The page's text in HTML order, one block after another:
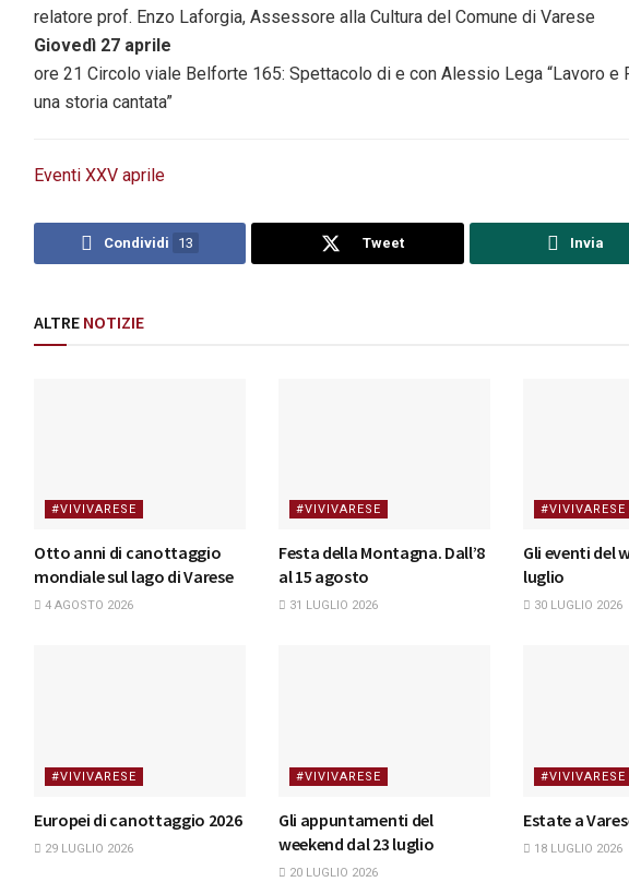
relatore prof. Enzo Laforgia, Assessore alla Cultura del Comune di Varese
Giovedì 27 aprile
ore 21 Circolo viale Belforte 165: Spettacolo di e con Alessio Lega “Lavoro e
una storia cantata”
Eventi XXV aprile
Condividi 13 Tweet Invia
ALTRE NOTIZIE
#VIVIVARESE
Otto anni di canottaggio
mondiale sul lago di Varese
4 AGOSTO 2026
#VIVIVARESE
Festa della Montagna. Dall’8
al 15 agosto
31 LUGLIO 2026
#VIVIVARESE
Gli eventi del
luglio
30 LUGLIO 2026
#VIVIVARESE
Europei di canottaggio 2026
29 LUGLIO 2026
#VIVIVARESE
Gli appuntamenti del
weekend dal 23 luglio
20 LUGLIO 2026
#VIVIVARESE
Estate a
18 LUGLIO 2026